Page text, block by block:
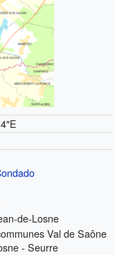
de-Losne
Val de Saône
- Seurre